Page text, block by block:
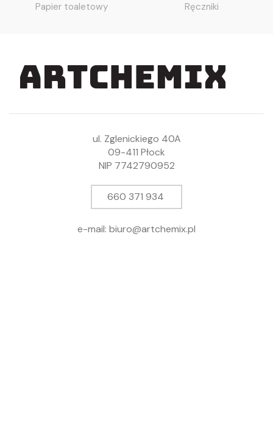
Papier toaletowy
Ręczniki
ul. Zglenickiego 40A
09-411 Płock
NIP 7742790952
660 371 934
e-mail: biuro@artchemix.pl